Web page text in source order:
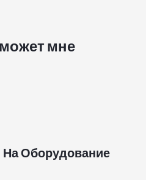
мне
На Оборудование